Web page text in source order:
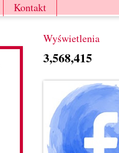
Kontakt
Wyświetlenia
3,568,415